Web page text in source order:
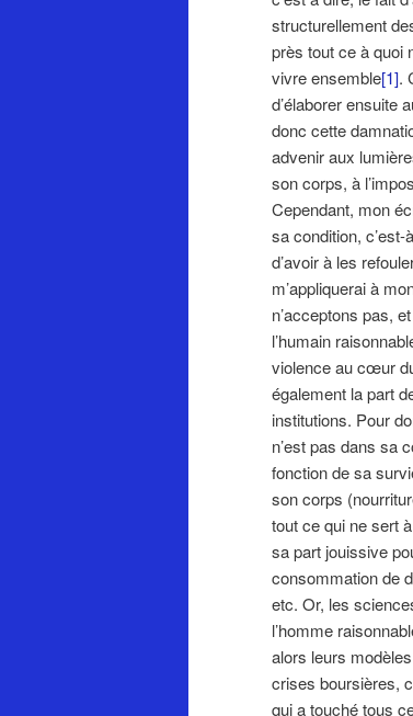
structurellement
près tout ce à quoi
vivre ensemble[1].
d’élaborer ensuite
donc cette
advenir aux
son corps, à
Cependant, mon
sa condition,
d’avoir à les
m’appliquerai à
n’acceptons pas,
l’humain
violence au cœur
également la part
institutions. Pour
n’est pas dans sa
fonction de sa
son corps
tout ce qui ne sert
sa part jouissive
consommation de
etc. Or, les
l’homme
alors leurs
crises boursières,
qui a touché tous